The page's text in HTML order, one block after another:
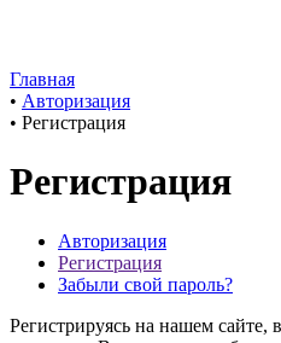
Главная
• Авторизация
• Регистрация
Регистрация
Авторизация
Регистрация
Забыли свой пароль?
Регистрируясь на нашем сайте,